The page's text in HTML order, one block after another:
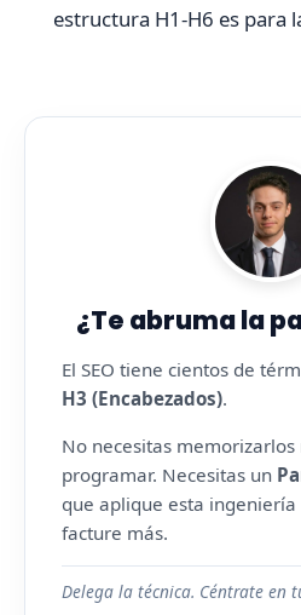
estructura H1-H6 es para
¿Te abruma la
El SEO tiene cientos de
H3 (Encabezados).
No necesitas
programar. Necesitas un
que aplique esta
facture más.
Delega la técnica. Céntrate en